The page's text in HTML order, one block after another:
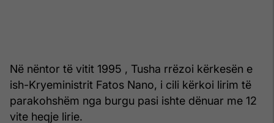
Në nëntor të vitit 1995 , Tusha rrëzoi kërkesën e
ish-Kryeministrit Fatos Nano, i cili kërkoi lirim të
parakohshëm nga burgu pasi ishte dënuar me 12
vite heqje lirie.